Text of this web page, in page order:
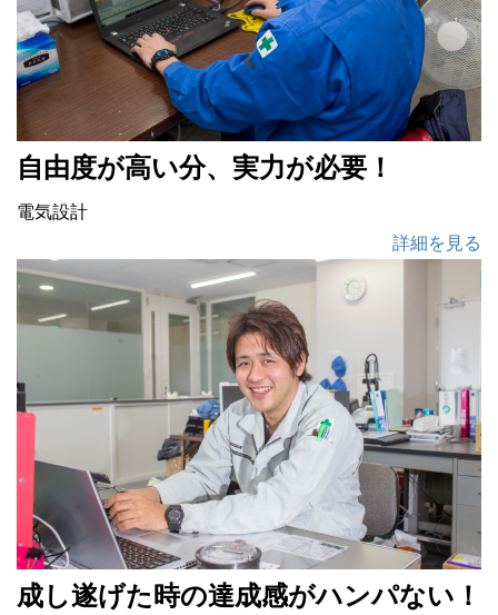
自由度が高い分、実力が必要！
電気設計
詳細を見る
成し遂げた時の達成感がハンパない！